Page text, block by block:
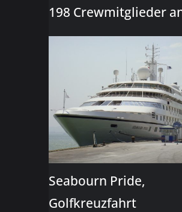
198 Crewmitglieder
Seabourn Pride,
Golfkreuzfahrt